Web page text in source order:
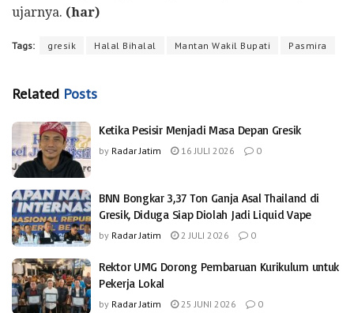
ujarnya. (har)
Tags: gresik Halal Bihalal Mantan Wakil Bupati Pasmira
Related Posts
Ketika Pesisir Menjadi Masa Depan Gresik
by Radar Jatim 16 JULI 2026 0
BNN Bongkar 3,37 Ton Ganja Asal Thailand di
Gresik, Diduga Siap Diolah Jadi Liquid Vape
by Radar Jatim 2 JULI 2026 0
Rektor UMG Dorong Pembaruan Kurikulum untuk
Pekerja Lokal
by Radar Jatim 25 JUNI 2026 0